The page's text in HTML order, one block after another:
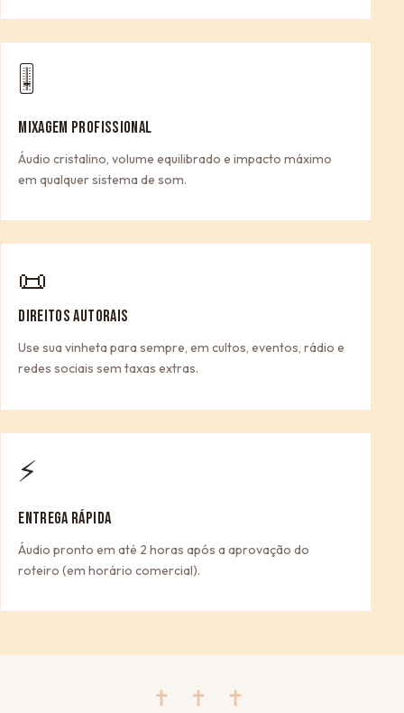
🎚
MIXAGEM PROFISSIONAL
Áudio cristalino, volume equilibrado e impacto máximo
em qualquer sistema de som.
📜
DIREITOS AUTORAIS
Use sua vinheta para sempre, em cultos, eventos, rádio e
redes sociais sem taxas extras.
⚡
ENTREGA RÁPIDA
Áudio pronto em até 2 horas após a aprovação do
roteiro (em horário comercial).
✝ ✝ ✝